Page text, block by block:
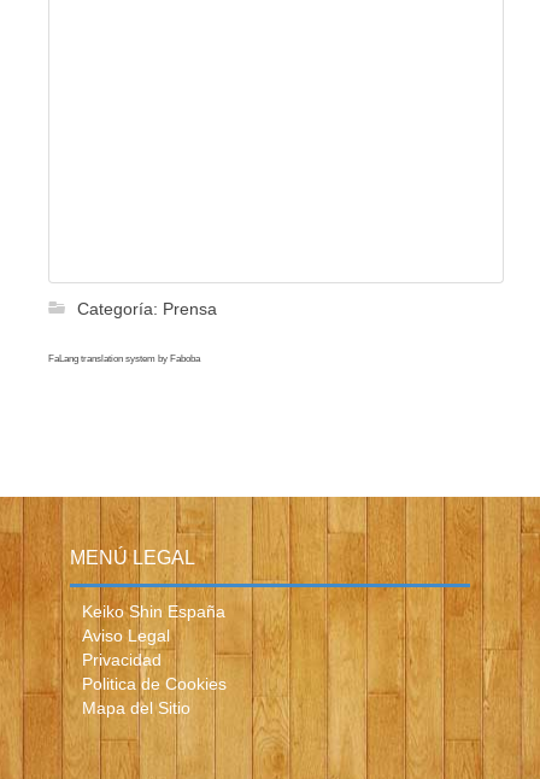
Categoría: Prensa
FaLang translation system by Faboba
MENÚ LEGAL
Keiko Shin España
Aviso Legal
Privacidad
Politica de Cookies
Mapa del Sitio